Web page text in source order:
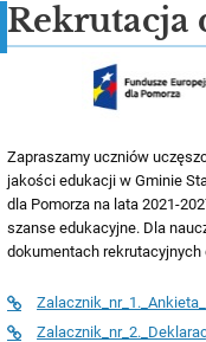
Rekrutacja
Zapraszamy uczniów
jakości edukacji w Gminie
dla Pomorza na lata 2021-
szanse edukacyjne. Dla
dokumentach rekrutacyjnych